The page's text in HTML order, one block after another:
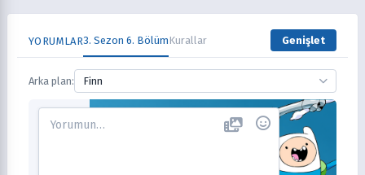
YORUMLAR3. Sezon 6. BölümKurallar Genişlet
Arka plan: Finn